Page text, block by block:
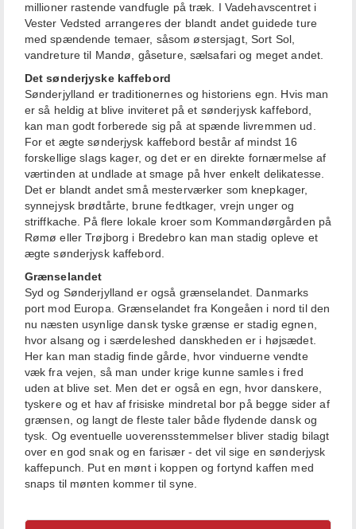
millioner rastende vandfugle på træk. I Vadehavscentret i
Vester Vedsted arrangeres der blandt andet guidede ture
med spændende temaer, såsom østersjagt, Sort Sol,
vandreture til Mandø, gåseture, sælsafari og meget andet.
Det sønderjyske kaffebord
Sønderjylland er traditionernes og historiens egn. Hvis man
er så heldig at blive inviteret på et sønderjysk kaffebord,
kan man godt forberede sig på at spænde livremmen ud.
For et ægte sønderjysk kaffebord består af mindst 16
forskellige slags kager, og det er en direkte fornærmelse af
værtinden at undlade at smage på hver enkelt delikatesse.
Det er blandt andet små mesterværker som knepkager,
synnejysk brødtårte, brune fedtkager, vrejn unger og
striffkache. På flere lokale kroer som Kommandørgården på
Rømø eller Trøjborg i Bredebro kan man stadig opleve et
ægte sønderjysk kaffebord.
Grænselandet
Syd og Sønderjylland er også grænselandet. Danmarks
port mod Europa. Grænselandet fra Kongeåen i nord til den
nu næsten usynlige dansk tyske grænse er stadig egnen,
hvor alsang og i særdeleshed danskheden er i højsædet.
Her kan man stadig finde gårde, hvor vinduerne vendte
væk fra vejen, så man under krige kunne samles i fred
uden at blive set. Men det er også en egn, hvor danskere,
tyskere og et hav af frisiske mindretal bor på begge sider af
grænsen, og langt de fleste taler både flydende dansk og
tysk. Og eventuelle uoverensstemmelser bliver stadig bilagt
over en god snak og en farisær - det vil sige en sønderjysk
kaffepunch. Put en mønt i koppen og fortynd kaffen med
snaps til mønten kommer til syne.